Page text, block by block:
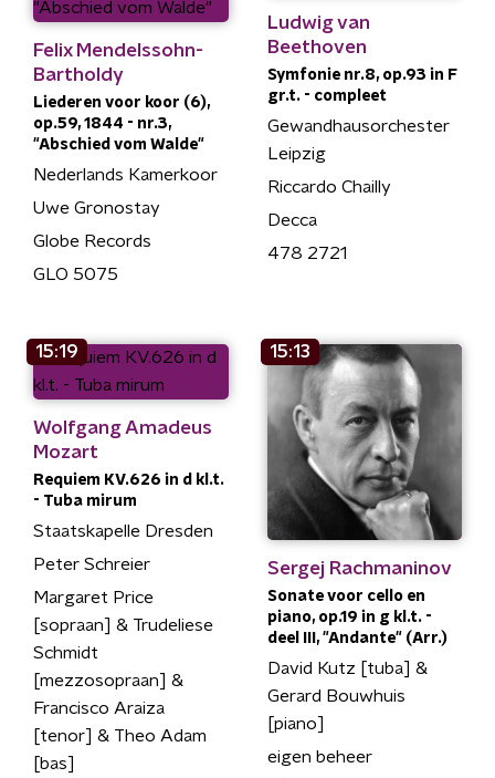
Felix Mendelssohn-
Bartholdy
Liederen voor koor (6),
op.59, 1844 - nr.3,
"Abschied vom Walde"
Nederlands Kamerkoor
Uwe Gronostay
Globe Records
GLO 5075
Ludwig van
Beethoven
Symfonie nr.8, op.93 in F
gr.t. - compleet
Gewandhausorchester
Leipzig
Riccardo Chailly
Decca
478 2721
15:19
Wolfgang Amadeus
Mozart
Requiem KV.626 in d kl.t.
- Tuba mirum
Staatskapelle Dresden
Peter Schreier
Margaret Price
[sopraan] & Trudeliese
Schmidt
[mezzosopraan] &
Francisco Araiza
[tenor] & Theo Adam
[bas]
15:13
Sergej Rachmaninov
Sonate voor cello en
piano, op.19 in g kl.t. -
deel III, "Andante" (Arr.)
David Kutz [tuba] &
Gerard Bouwhuis
[piano]
eigen beheer